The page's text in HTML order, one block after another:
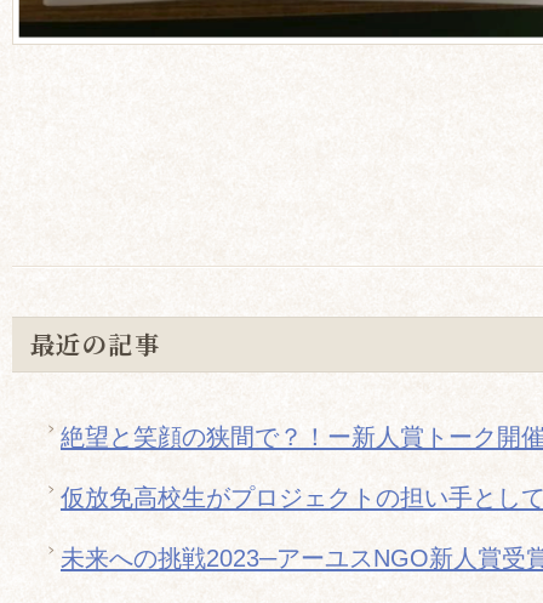
最近の記事
絶望と笑顔の狭間で？！ー新人賞トーク開
仮放免高校生がプロジェクトの担い手とし
未来への挑戦2023─アーユスNGO新人賞受